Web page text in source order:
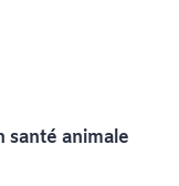
santé animale